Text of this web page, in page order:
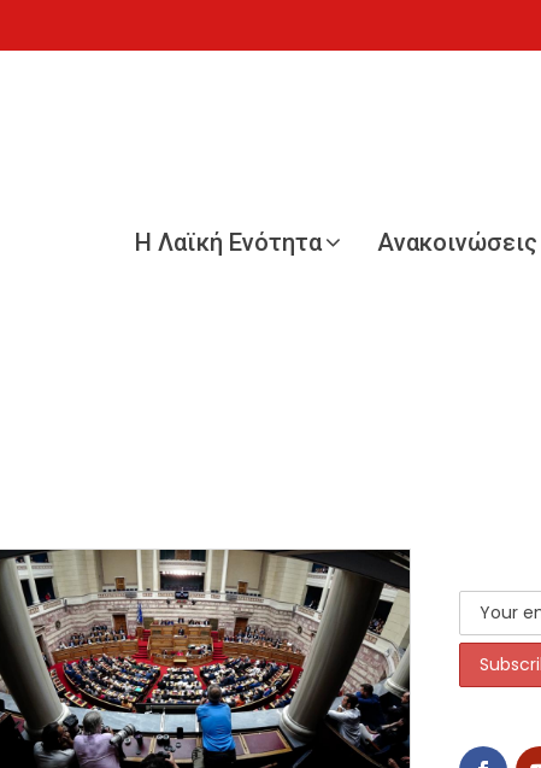
Η Λαϊκή Ενότητα Ανακοινώσεις